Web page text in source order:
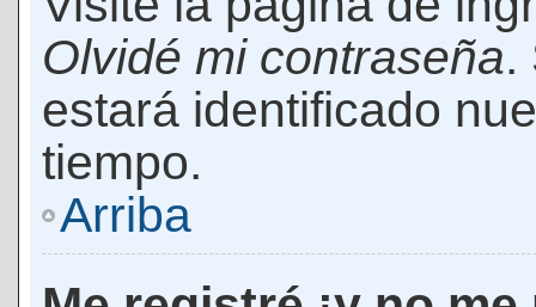
Olvidé mi contraseña.
estará identificado
tiempo.
Arriba